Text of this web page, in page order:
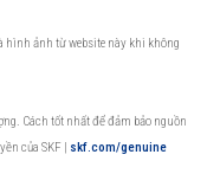
hình ảnh từ website này khi không
Cách tốt nhất để đảm bảo nguồn
của SKF | skf.com/genuine